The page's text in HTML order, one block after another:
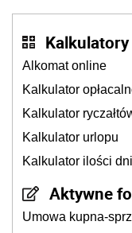
Kalkulatory
Alkomat online
Kalkulator
Kalkulator
Kalkulator urlopu
Kalkulator ilości dni
Aktywne
Umowa kupna-